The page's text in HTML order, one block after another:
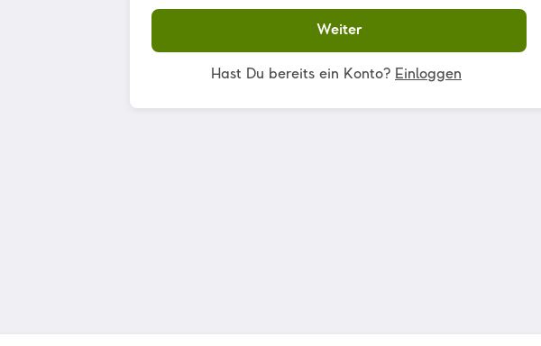
Weiter
Hast Du bereits ein Konto? Einloggen